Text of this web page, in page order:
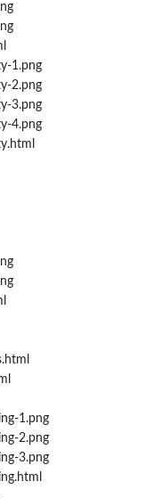
1.png
2.png
3.png
4.png
1.png
2.png
3.png